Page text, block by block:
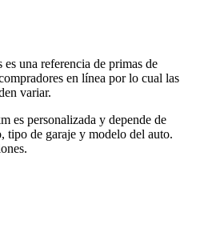
una referencia de primas de
en línea por lo cual las
variar.
es personalizada y depende de
tipo de garaje y modelo del auto.